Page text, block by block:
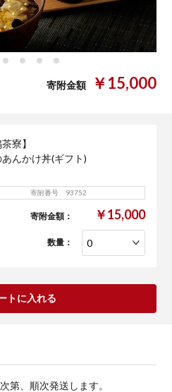
寄附金額 ￥15,000
寮】
んかけ丼(ギフト)
寄附番号 93752
寄附金額： ￥15,000
数量：
トに入れる
第、順次発送します。